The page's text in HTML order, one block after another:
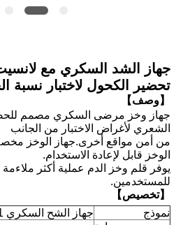
جهاز الشد السكري مع
تحضير الكحول لاختبار نسبة
【وصف】
جهاز وخز مرضى السكري مصمم
الشعري لأغراض الاختبار من الجانب
من من مواقع أخرى.جهاز الوخز
الوخز قابل لإعادة الاستخدام.
يوفر قلم وخز الدم عملية أكثر
للمستخدمين.
【تخصيص】
نموذج
جهاز الشح السكري CX11